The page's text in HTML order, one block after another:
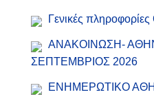
Γενικές
ΑΝΑΚΟΙΝΩΣΗ-
ΣΕΠΤΕΜΒΡΙΟΣ 2026
ΕΝΗΜΕΡΩΤΙΚΟ